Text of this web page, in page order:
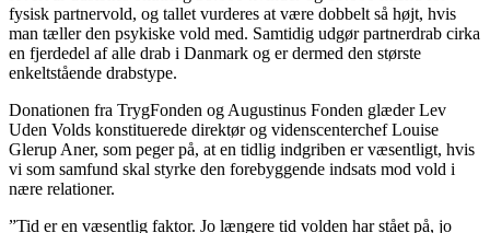
fysisk partnervold, og tallet vurderes at være dobbelt så højt, hvis
man tæller den psykiske vold med. Samtidig udgør partnerdrab cirka
en fjerdedel af alle drab i Danmark og er dermed den største
enkeltstående drabstype.
Donationen fra TrygFonden og Augustinus Fonden glæder Lev
Uden Volds konstituerede direktør og videnscenterchef Louise
Glerup Aner, som peger på, at en tidlig indgriben er væsentligt, hvis
vi som samfund skal styrke den forebyggende indsats mod vold i
nære relationer.
”Tid er en væsentlig faktor. Jo længere tid volden har stået på, jo